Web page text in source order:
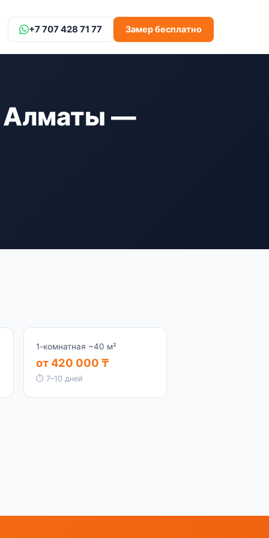
+7 707 428 71 77 Замер бесплатно
Алматы —
1-комнатная ~40 м²
от 420 000 ₸
⏱ 7–10 дней